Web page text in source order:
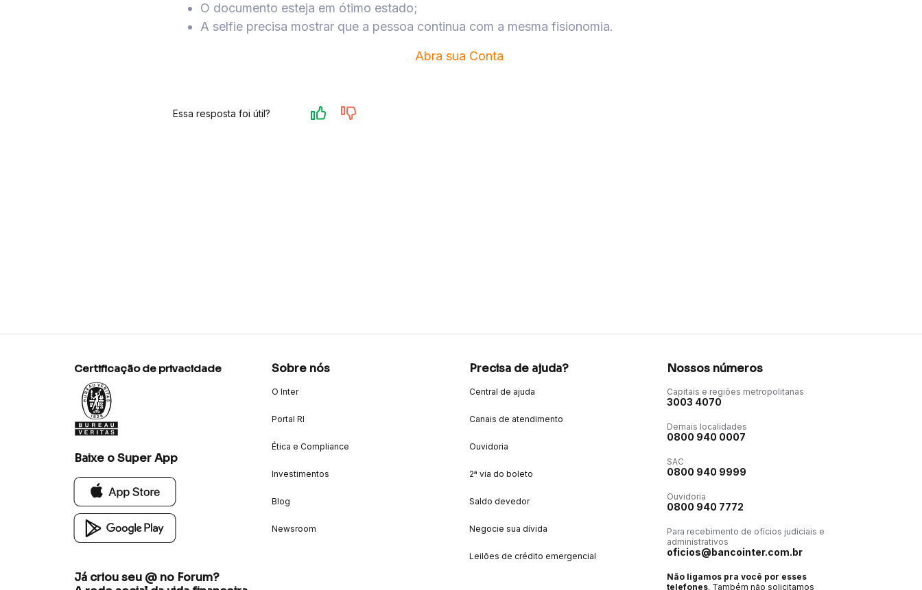
O documento esteja em ótimo estado;
A selfie precisa mostrar que a pessoa continua com a mesma fisionomia.
Abra sua Conta
Essa resposta foi útil?
Certificação de privacidade
Baixe o Super App
Já criou seu @ no Forum?
Sobre nós
O Inter
Portal RI
Ética e Compliance
Investimentos
Blog
Newsroom
Precisa de ajuda?
Central de ajuda
Canais de atendimento
Ouvidoria
2ª via do boleto
Saldo devedor
Negocie sua dívida
Leilões de crédito emergencial
Nossos números
Capitais e regiões metropolitanas
3003 4070
Demais localidades
0800 940 0007
SAC
0800 940 9999
Ouvidoria
0800 940 7772
Para recebimento de ofícios judiciais e
administrativos
oficios@bancointer.com.br
Não ligamos pra você por esses
telefones. Também não solicitamos